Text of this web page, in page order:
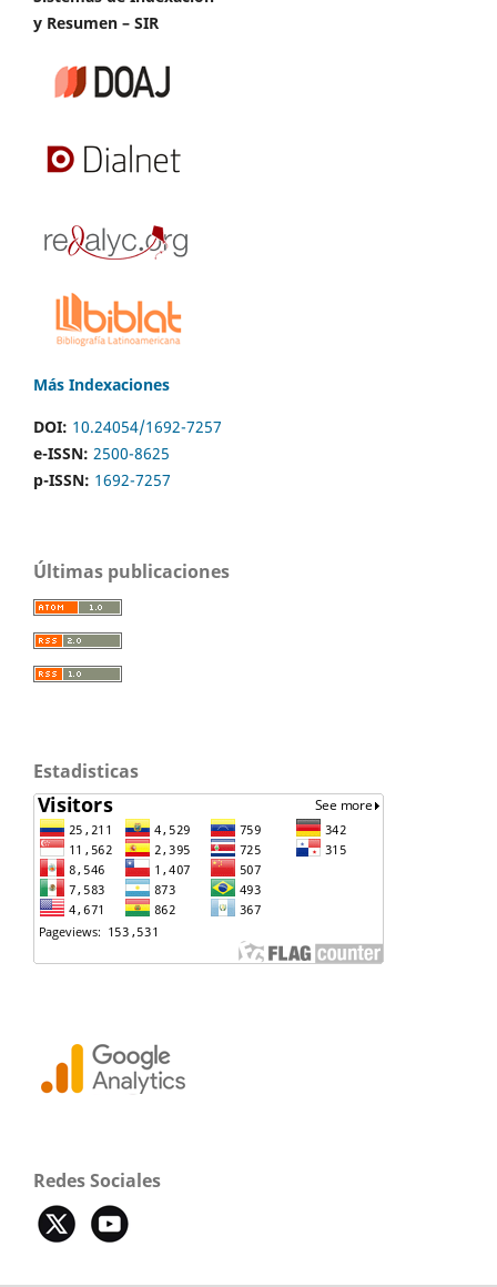
y Resumen – SIR
Más Indexaciones
DOI: 10.24054/1692-7257
e-ISSN: 2500-8625
p-ISSN: 1692-7257
Últimas publicaciones
Estadisticas
Redes Sociales